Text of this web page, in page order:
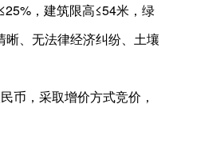
，建筑限高≤54米，绿
、无法律经济纠纷、土壤
币，采取增价方式竞价，